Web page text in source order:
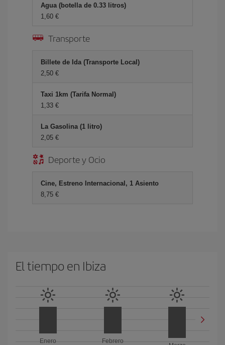
Agua (botella de 0.33 litros)
1,60 €
Transporte
Billete de Ida (Transporte Local)
2,50 €
Taxi 1km (Tarifa Normal)
1,33 €
La Gasolina (1 litro)
2,05 €
Deporte y Ocio
Cine, Estreno Internacional, 1 Asiento
8,75 €
El tiempo en Ibiza
Enero
Febrero